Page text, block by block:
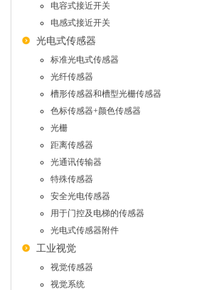
电容式接近开关
电感式接近开关
光电式传感器
标准光电式传感器
光纤传感器
槽形传感器和槽型光栅传感器
色标传感器+颜色传感器
光栅
距离传感器
光通讯传输器
特殊传感器
安全光电传感器
用于门控及电梯的传感器
光电式传感器附件
工业视觉
视觉传感器
视觉系统